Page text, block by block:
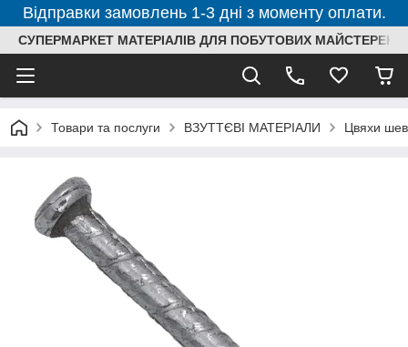
Відправки замовлень 1-3 дні з моменту оплати.
СУПЕРМАРКЕТ МАТЕРІАЛІВ ДЛЯ ПОБУТОВИХ МАЙСТЕРЕНЬ
Товари та послуги ВЗУТТЄВІ МАТЕРІАЛИ Цвяхи